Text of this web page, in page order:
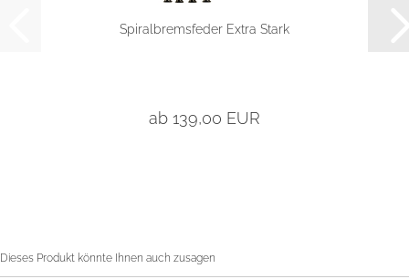
Spiralbremsfeder Extra Stark
ab 139,00 EUR
Dieses Produkt könnte Ihnen auch zusagen